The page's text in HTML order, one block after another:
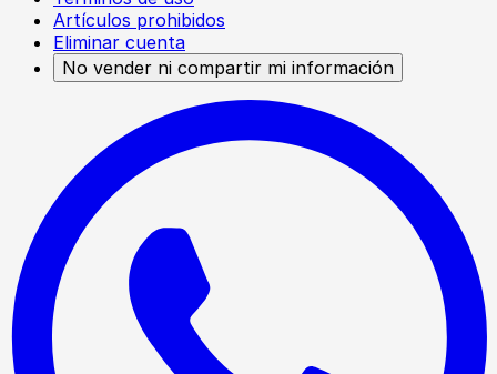
Artículos prohibidos
Eliminar cuenta
No vender ni compartir mi información